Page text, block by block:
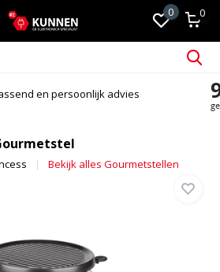
0 0
en persoonlijk advies
Bekijk alles Gourmetstellen